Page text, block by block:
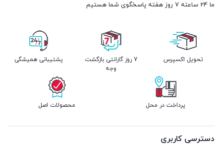
ما 24 ساعته 7 روز هفته پاسخگوی شما هستیم
تحویل اکسپرس
7 روز گارانتی بازگشت
وجه
پشتیبانی همیشگی
پرداخت در محل محصولات اصل
دسترسی کاربری